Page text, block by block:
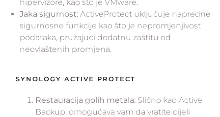
hipervizore, kao što je VMware.
Jaka sigurnost: ActiveProtect uključuje napredne
sigurnosne funkcije kao što je nepromjenjivost
podataka, pružajući dodatnu zaštitu od
neovlaštenih promjena.
SYNOLOGY ACTIVE PROTECT
Restauracija golih metala: Slično kao Active
Backup, omogućava vam da vratite cijeli